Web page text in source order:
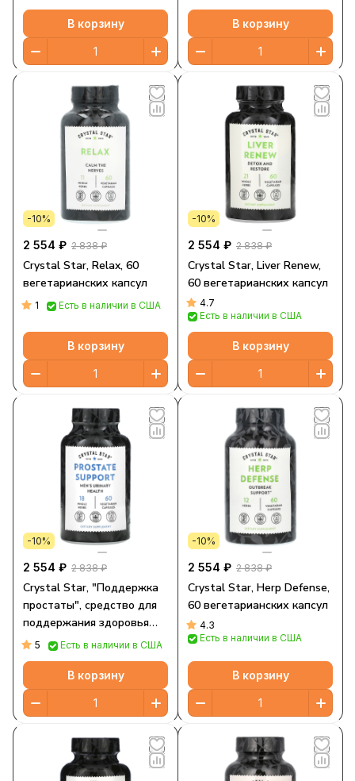
В корзину В корзину
-10%
2 554 ₽ 2 838 ₽
Crystal Star, Relax, 60
вегетарианских капсул
1 Есть в наличии в США
В корзину
-10%
2 554 ₽ 2 838 ₽
Crystal Star, Liver Renew,
60 вегетарианских капсул
4.7
Есть в наличии в США
В корзину
-10%
2 554 ₽ 2 838 ₽
Crystal Star, "Поддержка
простаты", средство для
поддержания здоровья
простаты, 60 капсул в
растительной оболочке
5 Есть в наличии в США
В корзину
-10%
2 554 ₽ 2 838 ₽
Crystal Star, Herp Defense,
60 вегетарианских капсул
4.3
Есть в наличии в США
В корзину